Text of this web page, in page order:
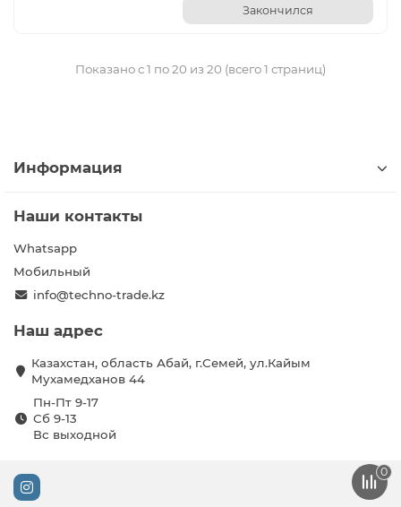
Закончился
Показано с 1 по 20 из 20 (всего 1 страниц)
Информация
Наши контакты
Whatsapp
Мобильный
info@techno-trade.kz
Наш адрес
Казахстан, область Абай, г.Семей, ул.Кайым
Мухамедханов 44
Пн-Пт 9-17
Сб 9-13
Вс выходной
0